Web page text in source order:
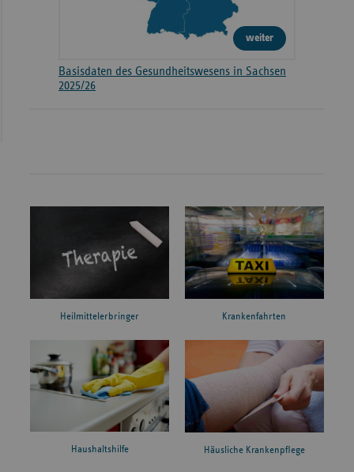
weiter
Basisdaten des Gesundheitswesens in Sachsen
2025/26
Heilmittelerbringer Krankenfahrten
Haushaltshilfe Häusliche Krankenpflege